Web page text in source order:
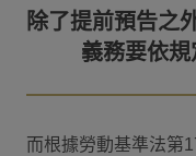
除了提前預告之
而根據勞動基準法第